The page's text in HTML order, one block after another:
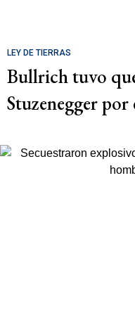
LEY DE TIERRAS
Bullrich tuvo
Stuzenegger